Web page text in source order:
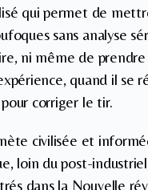
qui permet de
sans analyse
ni même de
quand il se
corriger le tir.
civilisée et
loin du post-
dans la Nouvelle